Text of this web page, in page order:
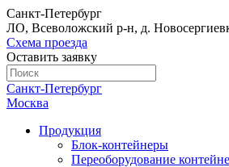
Санкт-Петербург
ЛО, Всеволожский р-н, д.
Схема проезда
Оставить заявку
Санкт-Петербург
Москва
Продукция
Блок-контейнеры
Переоборудование